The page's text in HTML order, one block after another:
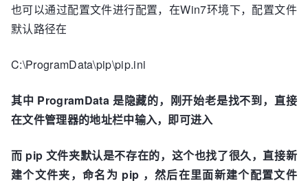
也可以通过配置文件进行配置，在Win7环境下，配置文件
默认路径在
C:\ProgramData\pip\pip.ini
其中 ProgramData 是隐藏的，刚开始老是找不到，直接
在文件管理器的地址栏中输入，即可进入
而 pip 文件夹默认是不存在的，这个也找了很久，直接新
建个文件夹，命名为 pip ，然后在里面新建个配置文件